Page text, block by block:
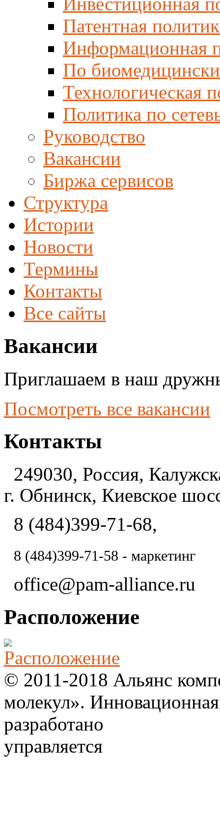
Патентная
Информационная
По
Технологическая
Политика по
Руководство
Вакансии
Биржа сервисов
Структура
Истории
Новости
Термины
Контакты
Все сайты
Вакансии
Приглашаем в наш
Посмотреть все вакансии
Контакты
249030, Россия,
г. Обнинск, Киевское
8 (484)399-71-68,
8 (484)399-71-58 - маркетинг
office@pam-alliance.ru
Расположение
© 2011-2018 Альянс
молекул».
разработано
управляется